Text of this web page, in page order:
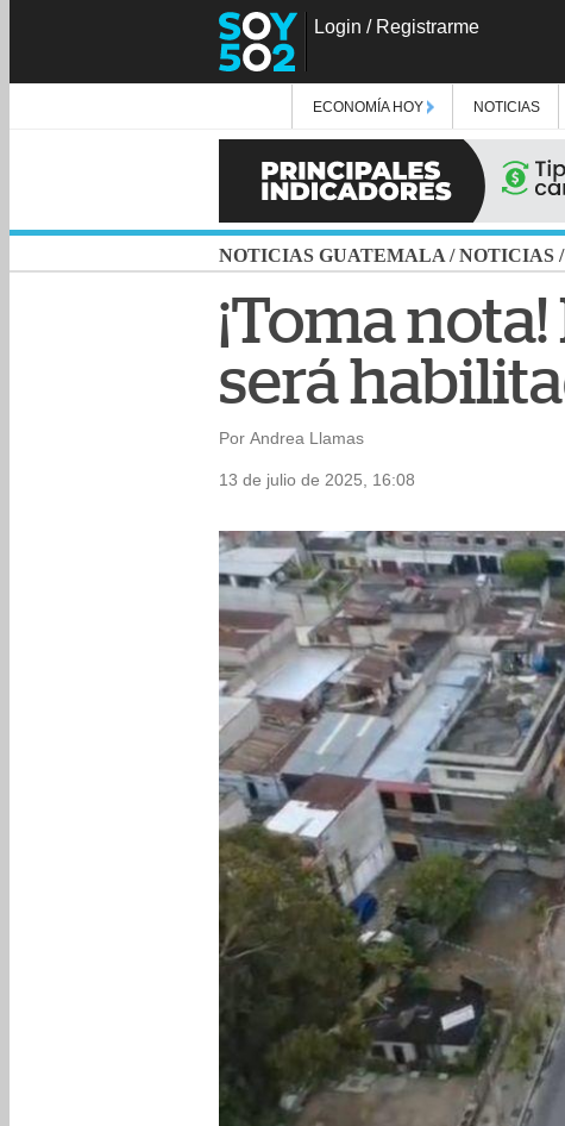
Login / Registrarme
ECONOMÍA HOY NOTICIAS
NOTICIAS GUATEMALA /NOTICIAS /
¡Toma
será
Por Andrea Llamas
13 de julio de 2025, 16:08